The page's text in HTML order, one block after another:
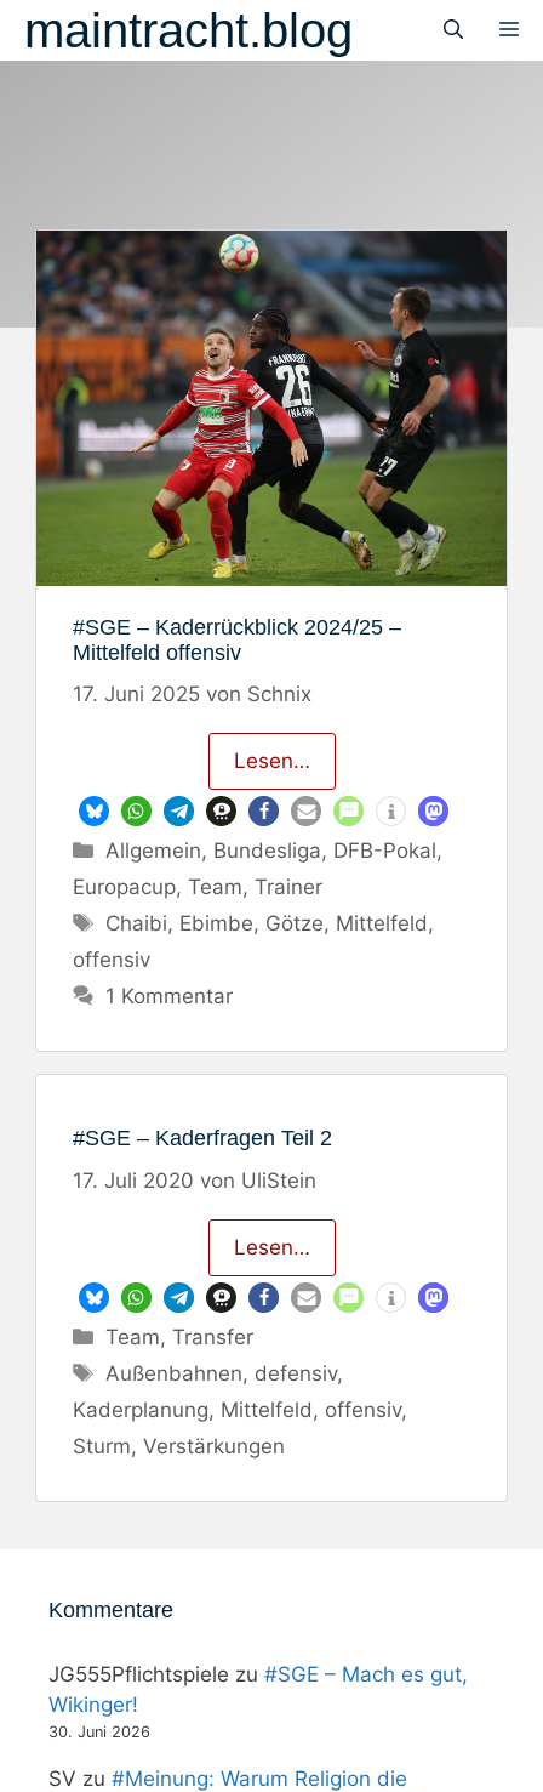
Inhaltmaintracht.blog
#SGE – Kaderrückblick 2024/25 –
Mittelfeld offensiv
17. Juni 2025 von Schnix
Lesen…
Kategorien
Allgemein, Bundesliga, DFB-Pokal,
Europacup, Team, Trainer
Schlagwörter
Chaibi, Ebimbe, Götze, Mittelfeld,
offensiv
1 Kommentar
#SGE – Kaderfragen Teil 2
17. Juli 2020 von UliStein
Lesen…
Kategorien
Team,Transfer
Schlagwörter
Außenbahnen, defensiv,
Kaderplanung, Mittelfeld , offensiv,
Sturm, Verstärkungen
Kommentare
JG555Pflichtspiele zu #SGE – Mach es gut,
Wikinger!
30. Juni 2026
SV zu #Meinung: Warum Religion die